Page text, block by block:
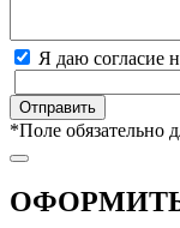
Я даю согласие
*Поле обязательно